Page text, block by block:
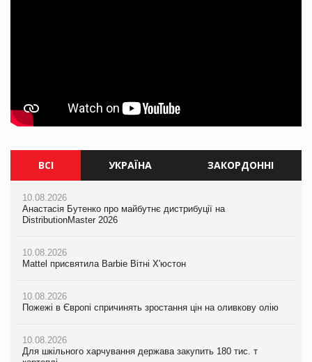
ВСІ УКРАЇНА ЗАКОРДОННІ
10.08.2026
Анастасія Бутенко про майбутнє дистрибуції на
DistributionMaster 2026
10.08.2026
Mattel присвятила Barbie Вітні Х'юстон
10.08.2026
Пожежі в Європі спричинять зростання цін на оливкову олію
10.08.2026
Для шкільного харчування держава закупить 180 тис. т
10.08.2026
Mattel присвятила Barbie Вітні Х'юстон
Пожежі в Європі спричинять зростання цін на оливкову олію
Зміна клімату загрожує світовим дефіцитом чаю матча
Криза у Китаї може спричинити великі потрясіння для світової
економіки
10.08.2026
Mattel присвятила Barbie Вітні Х'юстон
Пожежі в Європі спричинять зростання цін на оливкову олію
Зміна клімату загрожує світовим дефіцитом чаю матча
Криза у Китаї може спричинити великі потрясіння для світової
економіки